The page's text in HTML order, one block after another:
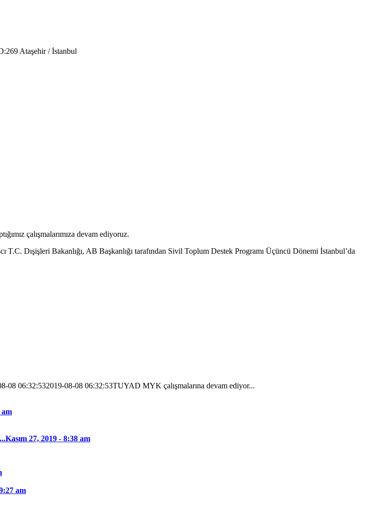
Ataşehir / İstanbul
çalışmalarımıza devam ediyoruz.
Dışişleri Bakanlığı, AB Başkanlığı tarafından Sivil Toplum Destek Programı Üçüncü Dönemi İstanbul’da
08 06:32:532019-08-08 06:32:53TUYAD MYK çalışmalarına devam ediyor...
Kasım 27, 2019 - 8:38 am
am